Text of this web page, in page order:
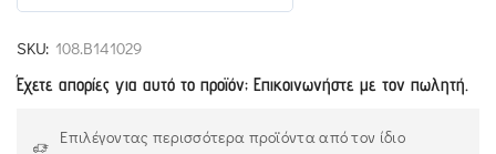
5out of 5
SKU: 108.Β141029
Έχετε απορίες για αυτό το προϊόν; Επικοινωνήστε με τον πωλητή.
Επιλέγοντας περισσότερα προϊόντα από τον ίδιο